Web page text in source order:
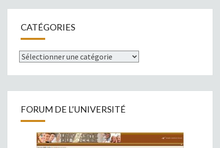
CATÉGORIES
Catégories
FORUM DE L’UNIVERSITÉ